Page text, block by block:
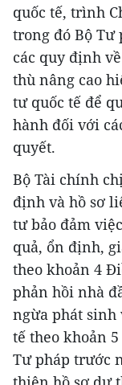
quốc tế, trình
trong đó Bộ Tư
các quy định
thù nâng cao
tư quốc tế để
hành đối với
quyết.
Bộ Tài chính
định và hồ sơ
tư bảo đảm
quả, ổn định,
theo khoản 4
phản hồi nhà
ngừa phát sinh
tế theo khoản
Tư pháp trước